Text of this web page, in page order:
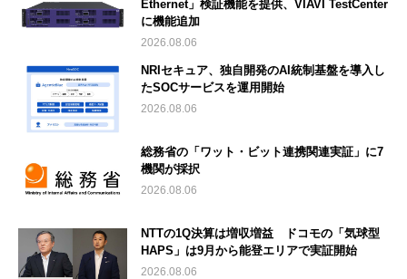
Ethernet」検証機能を提供、VIAVI TestCenter
に機能追加
2026.08.06
NRIセキュア、独自開発のAI統制基盤を導入し
たSOCサービスを運用開始
2026.08.06
総務省の「ワット・ビット連携関連実証」に7
機関が採択
2026.08.06
NTTの1Q決算は増収増益 ドコモの「気球型
HAPS」は9月から能登エリアで実証開始
2026.08.06